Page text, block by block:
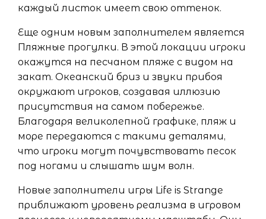
каждый листок имеет свою оттенок.
Еще одним новым заполнителем является
Пляжные прогулки. В этой локации игроки
окажутся на песчаном пляже с видом на
закат. Океанский бриз и звуки прибоя
окружают игроков, создавая иллюзию
присутствия на самом побережье.
Благодаря великолепной графике, пляж и
море передаются с такими деталями,
что игроки могут почувствовать песок
под ногами и слышать шум волн.
Новые заполнители игры Life is Strange
приближают уровень реализма в игровом